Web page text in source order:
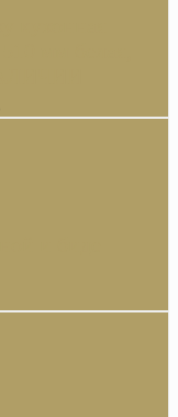
мм белая,